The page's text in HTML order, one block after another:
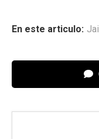
En este articulo: